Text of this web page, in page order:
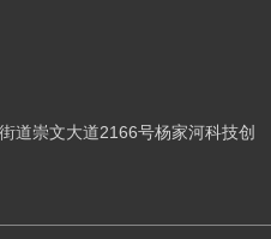
道崇文大道2166号杨家河科技创